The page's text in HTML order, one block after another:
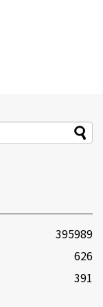
395989
626
391